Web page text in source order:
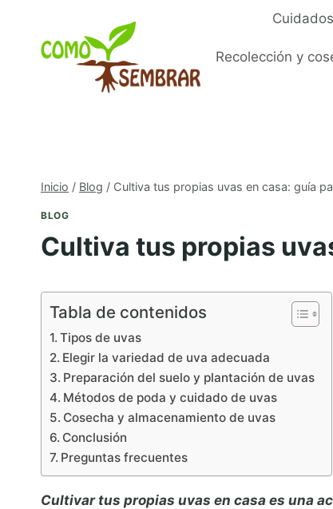
contenido
Recolección y
Inicio / Blog / Cultiva tus propias uvas en casa: guía
BLOG
Cultiva tus propias
Tabla de contenidos
Tipos de uvas
Elegir la variedad de uva adecuada
Preparación del suelo y plantación de uvas
Métodos de poda y cuidado de uvas
Cosecha y almacenamiento de uvas
Conclusión
Preguntas frecuentes
Cultivar tus propias uvas en casa es una